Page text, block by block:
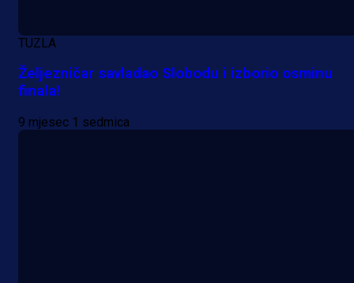
TUZLA
Željezničar savladao Slobodu i izborio osminu
finala!
9 mjesec 1 sedmica